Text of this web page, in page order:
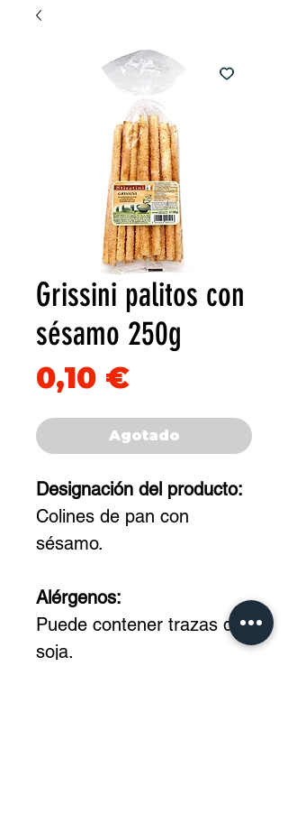
Grissini palitos con
sésamo 250g
0,10 €Precio
Agotado
Designación del producto:
Colines de pan con
sésamo.
Alérgenos:
Puede contener trazas de
soja.